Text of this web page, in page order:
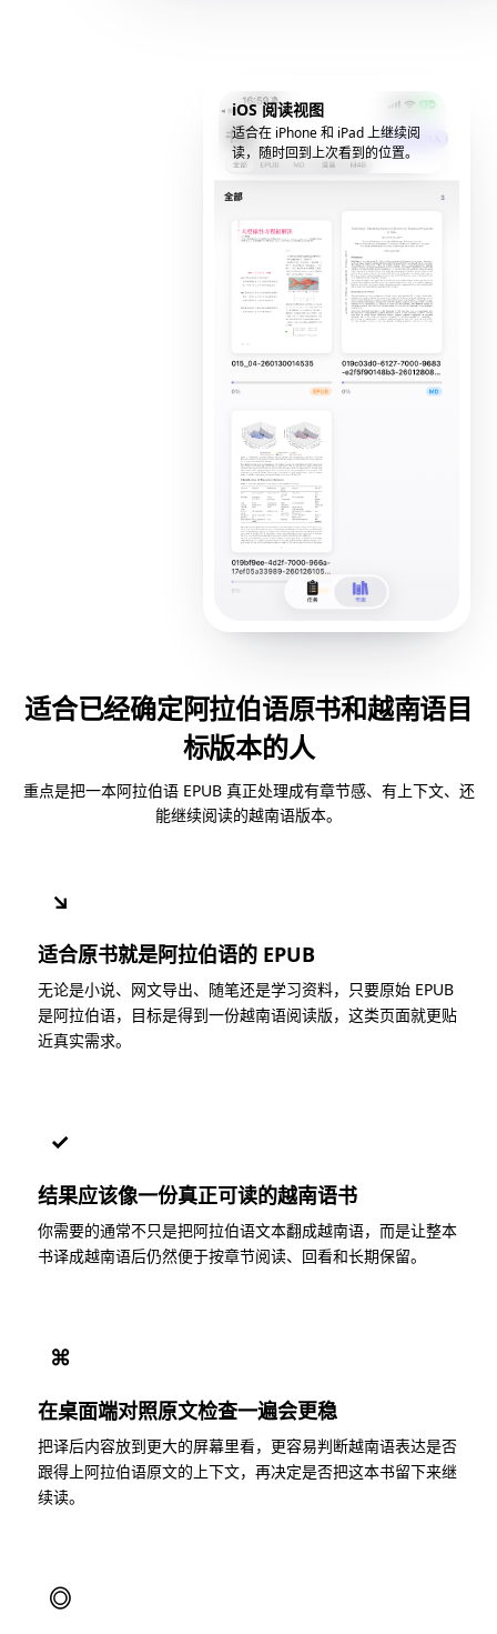
iOS 阅读视图
适合在 iPhone 和 iPad 上继续阅
读，随时回到上次看到的位置。
适合已经确定阿拉伯语原书和越南语目
标版本的人
重点是把一本阿拉伯语 EPUB 真正处理成有章节感、有上下文、还
能继续阅读的越南语版本。
↘
适合原书就是阿拉伯语的 EPUB
无论是小说、网文导出、随笔还是学习资料，只要原始 EPUB
是阿拉伯语，目标是得到一份越南语阅读版，这类页面就更贴
近真实需求。
✓
结果应该像一份真正可读的越南语书
你需要的通常不只是把阿拉伯语文本翻成越南语，而是让整本
书译成越南语后仍然便于按章节阅读、回看和长期保留。
⌘
在桌面端对照原文检查一遍会更稳
把译后内容放到更大的屏幕里看，更容易判断越南语表达是否
跟得上阿拉伯语原文的上下文，再决定是否把这本书留下来继
续读。
◎